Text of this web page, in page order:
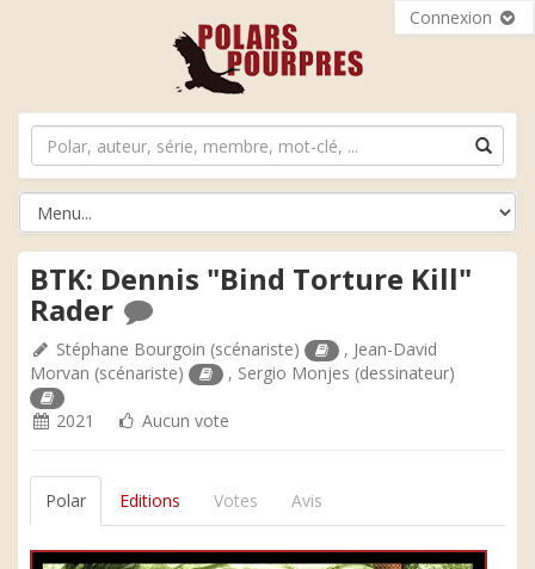
Connexion
BTK: Dennis "Bind Torture Kill"
Rader
Stéphane Bourgoin (scénariste) , Jean-David
Morvan (scénariste) , Sergio Monjes (dessinateur)
2021 Aucun vote
Polar Editions Votes Avis